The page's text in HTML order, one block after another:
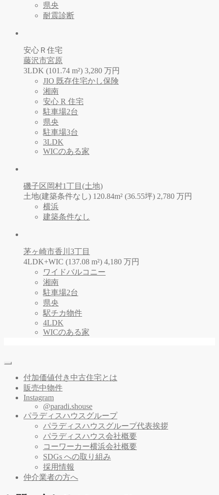
県央
耐震診断
安心Ｒ住宅
藤沢市宮原
3LDK (101.74 m²) 3,280 万円
JIO 既存住宅かし保険
湘南
安心 R 住宅
駐車場2台
県央
駐車場3台
3LDK
WICのある家
磯子区岡村1丁目(土地)
土地(建築条件なし) 120.84m² (36.55坪) 2,780 万円
横浜
建築条件なし
茅ヶ崎市香川3丁目
4LDK+WIC (137.08 m²) 4,180 万円
ワイドバルコニー
湘南
駐車場2台
県央
駅チカ物件
4LDK
WICのある家
付加価値付き中古住宅とは
販売中物件
Instagram
@paradi.shouse
パラディスハウスグループ
パラディスハウスグループ代表挨拶
パラディスハウス会社概要
コーワーカー横浜会社概要
SDGs への取り組み
採用情報
仲介業者の方へ